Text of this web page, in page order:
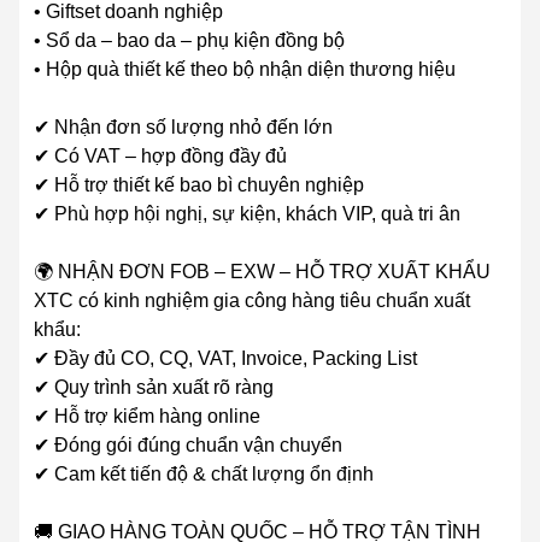
• Giftset doanh nghiệp
• Sổ da – bao da – phụ kiện đồng bộ
• Hộp quà thiết kế theo bộ nhận diện thương hiệu
✔ Nhận đơn số lượng nhỏ đến lớn
✔ Có VAT – hợp đồng đầy đủ
✔ Hỗ trợ thiết kế bao bì chuyên nghiệp
✔ Phù hợp hội nghị, sự kiện, khách VIP, quà tri ân
🌍 NHẬN ĐƠN FOB – EXW – HỖ TRỢ XUẤT KHẨU
XTC có kinh nghiệm gia công hàng tiêu chuẩn xuất
khẩu:
✔ Đầy đủ CO, CQ, VAT, Invoice, Packing List
✔ Quy trình sản xuất rõ ràng
✔ Hỗ trợ kiểm hàng online
✔ Đóng gói đúng chuẩn vận chuyển
✔ Cam kết tiến độ & chất lượng ổn định
🚚 GIAO HÀNG TOÀN QUỐC – HỖ TRỢ TẬN TÌNH